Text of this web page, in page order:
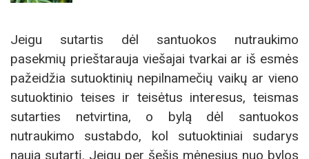
Jeigu sutartis dėl santuokos nutraukimo
pasekmių prieštarauja viešajai tvarkai ar iš esmės
pažeidžia sutuoktinių nepilnamečių vaikų ar vieno
sutuoktinio teises ir teisėtus interesus, teismas
sutarties netvirtina, o bylą dėl santuokos
nutraukimo sustabdo, kol sutuoktiniai sudarys
naują sutartį. Jeigu per šešis mėnesius nuo bylos